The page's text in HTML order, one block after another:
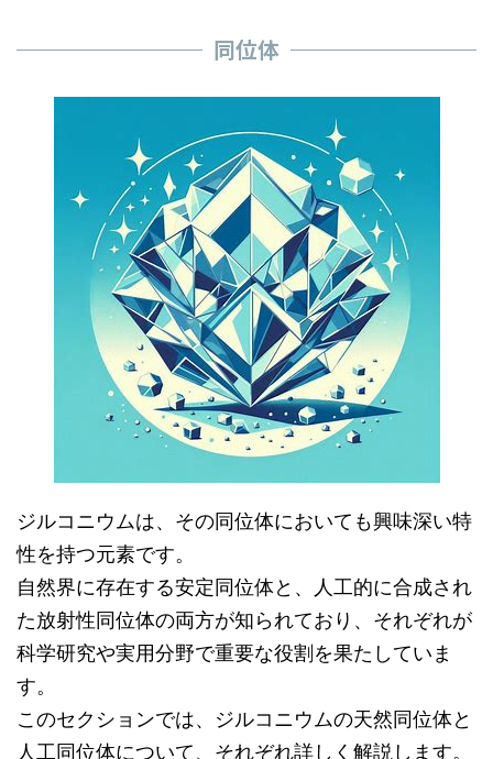
同位体
ジルコニウムは、その同位体においても興味深い特
性を持つ元素です。
自然界に存在する安定同位体と、人工的に合成され
た放射性同位体の両方が知られており、それぞれが
科学研究や実用分野で重要な役割を果たしていま
す。
このセクションでは、ジルコニウムの天然同位体と
人工同位体について、それぞれ詳しく解説します。